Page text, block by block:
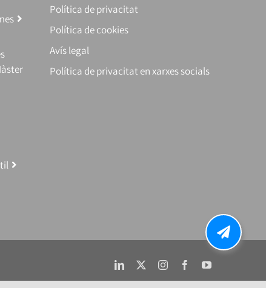
Política de privacitat
Política de cookies
Avís legal
Política de privacitat en xarxes socials
LinkedIn InstagramFacebookYouTube